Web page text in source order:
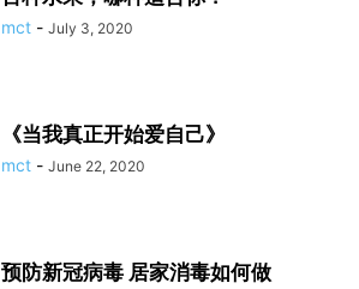
mct - July 3, 2020
《当我真正开始爱自己》
mct - June 22, 2020
预防新冠病毒 居家消毒如何做